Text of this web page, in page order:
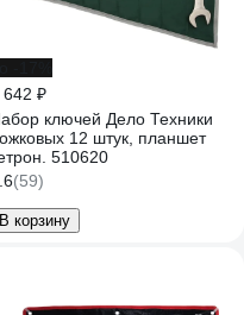
642 ₽
ключей Дело Техники
12 штук, планшет
510620
(59)
В корзину